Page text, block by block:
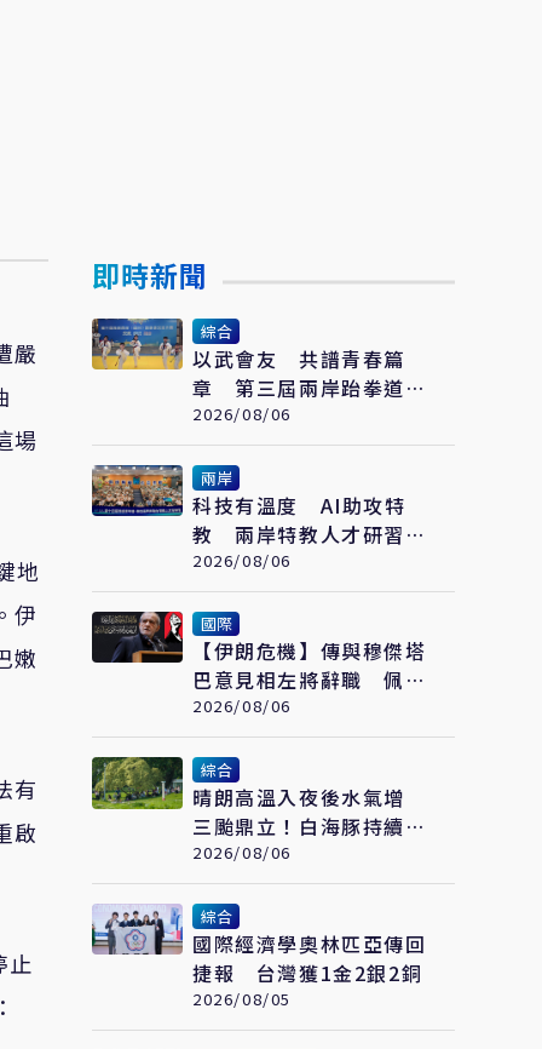
嚴
場
地
伊
嫩
有
啟
止
即時新聞
綜合
以武會友 共譜青春篇
章 第三屆兩岸跆拳道交
流賽開賽
2026/08/06
兩岸
科技有溫度 AI助攻特
教 兩岸特教人才研習營
福州登場
2026/08/06
國際
【伊朗危機】傳與穆傑塔
巴意見相左將辭職 佩澤
希齊揚闢謠堅稱會繼續總
統職務
2026/08/06
綜合
晴朗高溫入夜後水氣增
三颱鼎立！白海豚持續西
進周末起接近
2026/08/06
綜合
國際經濟學奧林匹亞傳回
捷報 台灣獲1金2銀2銅
2026/08/05